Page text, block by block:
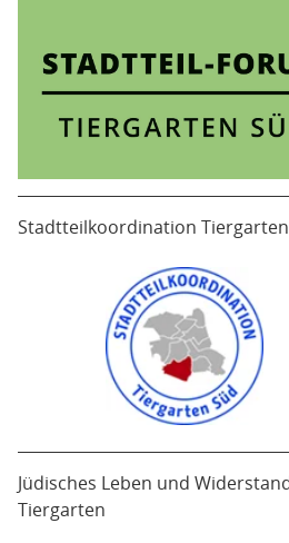
Stadtteilkoordination
Jüdisches Leben und
Tiergarten